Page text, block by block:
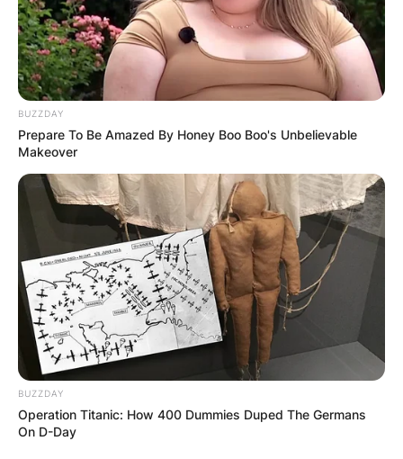
Никита насликуваат портрет на благороден
принц, побожен христијанин кој е избран од
Бога да го шири Неговото слово и кој е
обдарен со извонредни дарови на
решавање проблеми и исцелување. И
покрај прогонството и маките,
непрекината, а неговите чудотворни дела
продолжиле и по неговата наводна смрт,
при што неговите мошти го нашле патот до
македонскиот манастир.
BUZZDAY
Prepare To Be Amazed By Honey Boo Boo's Unbelievable
Makeover
BUZZDAY
Operation Titanic: How 400 Dummies Duped The Germans
On D-Day